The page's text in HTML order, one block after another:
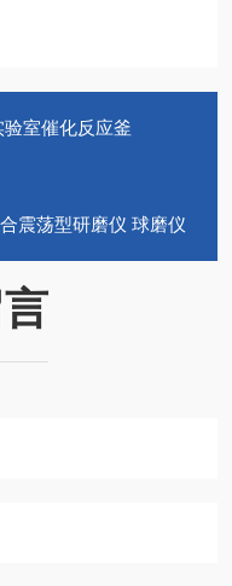
室催化反应釜
震荡型研磨仪 球磨仪